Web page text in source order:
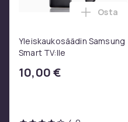
Yleiskaukosäädin Samsung
Smart TV:lle
10,00 €
Lisää
Osta